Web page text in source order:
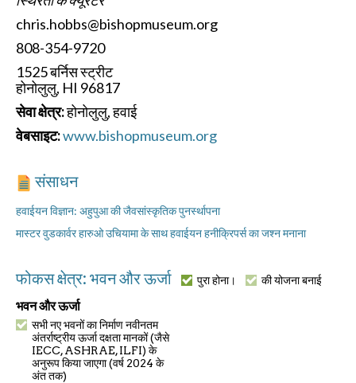
chris.hobbs@bishopmuseum.org
808-354-9720
1525 बर्निस स्ट्रीट
होनोलुलु, HI 96817
सेवा क्षेत्र:होनोलुलु, हवाई
वेबसाइट:www.bishopmuseum.org
संसाधन
हवाईयन विज्ञान: अहुपुआ की जैवसांस्कृतिक पुनर्स्थापना
मास्टर वुडकार्वर हारुओ उचियामा के साथ हवाईयन हनीक्रिपर्स का जश्न मनाना
फोकस क्षेत्र: भवन और ऊर्जा पुरा होना। की योजना बनाई
भवन और ऊर्जा
सभी नए भवनों का निर्माण नवीनतम
अंतर्राष्ट्रीय ऊर्जा दक्षता मानकों (जैसे
IECC, ASHRAE, ILFI) के
अनुरूप किया जाएगा (वर्ष 2024 के
अंत तक)